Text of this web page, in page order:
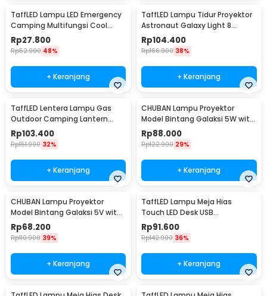
TaffLED Lampu LED Emergency
Camping Multifungsi Cool
White 10W 1200mAh - LB171
Rp27.800
Rp52.900 48%
+ Keranjang
TaffLED Lampu Tidur Proyektor
Astronaut Galaxy Light 8
Colors 5W 240V - HD481
Rp104.400
Rp166.900 38%
+ Keranjang
TaffLED Lentera Lampu Gas
Outdoor Camping Lantern
Lamp - BRS-55
Rp103.400
Rp151.900 32%
+ Keranjang
CHUBAN Lampu Proyektor
Model Bintang Galaksi 5W with
Remote Control - HR-F3
Rp88.000
Rp122.900 29%
+ Keranjang
CHUBAN Lampu Proyektor
Model Bintang Galaksi 5V with
Remote Control - HR-F2
Rp68.200
Rp110.900 39%
+ Keranjang
TaffLED Lampu Meja Hias
Touch LED Desk USB
Rechargeable Tri Color 3W -
J420
Rp91.600
Rp142.900 36%
+ Keranjang